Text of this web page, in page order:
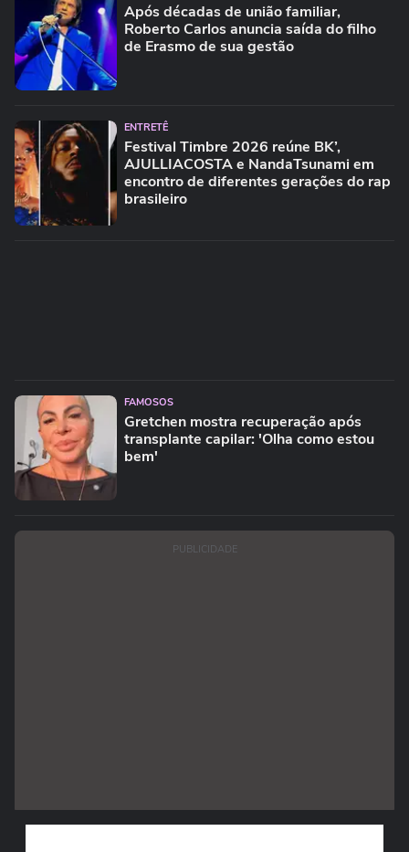
Após décadas de união familiar,
Roberto Carlos anuncia saída do filho
de Erasmo de sua gestão
ENTRETÊ
Festival Timbre 2026 reúne BK’,
AJULLIACOSTA e NandaTsunami em
encontro de diferentes gerações do rap
brasileiro
FAMOSOS
Gretchen mostra recuperação após
transplante capilar: 'Olha como estou
bem'
PUBLICIDADE